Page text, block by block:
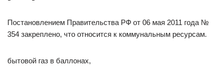
Постановлением Правительства РФ от 06 мая 2011 года №
354 закреплено, что относится к коммунальным ресурсам.
бытовой газ в баллонах,